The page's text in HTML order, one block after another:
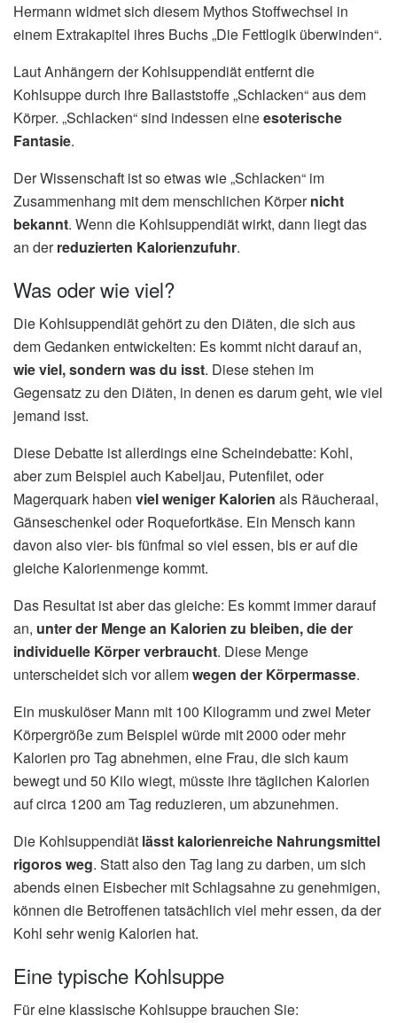
Hermann widmet sich diesem Mythos Stoffwechsel in
einem Extrakapitel ihres Buchs „Die Fettlogik überwinden“.
Laut Anhängern der Kohlsuppendiät entfernt die
Kohlsuppe durch ihre Ballaststoffe „Schlacken“ aus dem
Körper. „Schlacken“ sind indessen eineesoterische
Fantasie.
Der Wissenschaft ist so etwas wie „Schlacken“ im
Zusammenhang mit dem menschlichen Körpernicht
bekannt. Wenn die Kohlsuppendiät wirkt, dann liegt das
an derreduzierten Kalorienzufuhr.
Was oder wie viel?
Die Kohlsuppendiät gehört zu den Diäten, die sich aus
dem Gedanken entwickelten: Es kommt nicht darauf an,
wie viel, sondern was du isst. Diese stehen im
Gegensatz zu den Diäten, in denen es darum geht, wie viel
jemand isst.
Diese Debatte ist allerdings eine Scheindebatte: Kohl,
aber zum Beispiel auch Kabeljau, Putenfilet, oder
Magerquark haben viel weniger Kalorien als Räucheraal,
Gänseschenkel oder Roquefortkäse. Ein Mensch kann
davon also vier- bis fünfmal so viel essen, bis er auf die
gleiche Kalorienmenge kommt.
Das Resultat ist aber das gleiche: Es kommt immer darauf
an, unter der Menge an Kalorien zu bleiben, die der
individuelle Körper verbraucht. Diese Menge
unterscheidet sich vor allemwegen der Körpermasse.
Ein muskulöser Mann mit 100 Kilogramm und zwei Meter
Körpergröße zum Beispiel würde mit 2000 oder mehr
Kalorien pro Tag abnehmen, eine Frau, die sich kaum
bewegt und 50 Kilo wiegt, müsste ihre täglichen Kalorien
auf circa 1200 am Tag reduzieren, um abzunehmen.
Die Kohlsuppendiät lässt kalorienreiche Nahrungsmittel
rigoros weg. Statt also den Tag lang zu darben, um sich
abends einen Eisbecher mit Schlagsahne zu genehmigen,
können die Betroffenen tatsächlich viel mehr essen, da der
Kohl sehr wenig Kalorien hat.
Eine typische Kohlsuppe
Für eine klassische Kohlsuppe brauchen Sie: